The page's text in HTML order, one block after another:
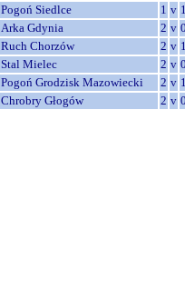
Pogoń Siedlce 1 v 1
Arka Gdynia 2 v 0
Ruch Chorzów 2 v 1
Stal Mielec 2 v 0
Pogoń Grodzisk Mazowiecki 2 v 1
Chrobry Głogów 2 v 0